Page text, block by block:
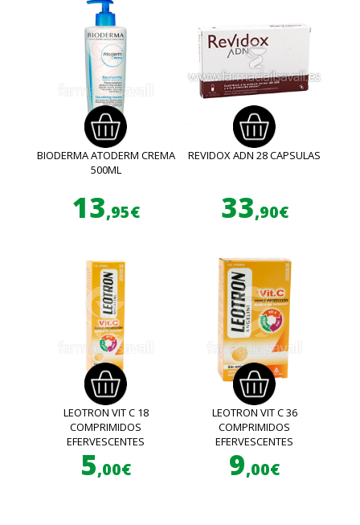
BIODERMA ATODERM CREMA
500ML
13,95€
REVIDOX ADN 28 CAPSULAS
33,90€
LEOTRON VIT C 18
COMPRIMIDOS
EFERVESCENTES
5,00€
LEOTRON VIT C 36
COMPRIMIDOS
EFERVESCENTES
9,00€